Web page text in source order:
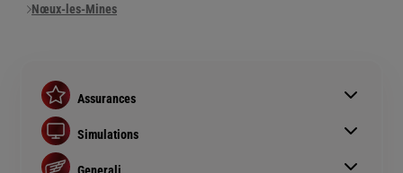
Nœux-les-Mines
Assurances
Assurance auto
Assurance habitation
Assurance prêt immobilier
Simulations
Simulation assurance auto